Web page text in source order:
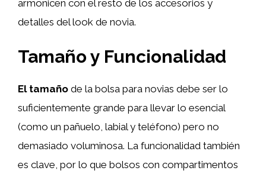
armonicen con el resto de los accesorios y
detalles del look de novia.
Tamaño y Funcionalidad
El tamaño de la bolsa para novias debe ser lo
suficientemente grande para llevar lo esencial
(como un pañuelo, labial y teléfono) pero no
demasiado voluminosa. La funcionalidad también
es clave, por lo que bolsos con compartimentos